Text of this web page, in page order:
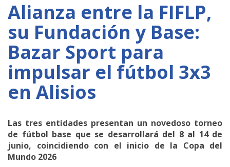
Alianza entre la FIFLP,
su Fundación y Base:
Bazar Sport para
impulsar el fútbol 3x3
en Alisios
Las tres entidades presentan un novedoso torneo
de fútbol base que se desarrollará del 8 al 14 de
junio, coincidiendo con el inicio de la Copa del
Mundo 2026